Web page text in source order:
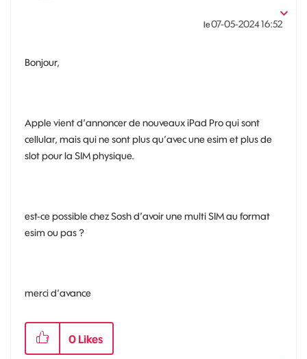
le‎07-05-202416:52
Bonjour,
Apple vient d’annoncer de nouveaux iPad Pro qui sont
cellular, mais qui ne sont plus qu’avec une esim et plus de
slot pour la SIM physique.
est-ce possible chez Sosh d’avoir une multi SIM au format
esim ou pas ?
merci d’avance
0 Likes